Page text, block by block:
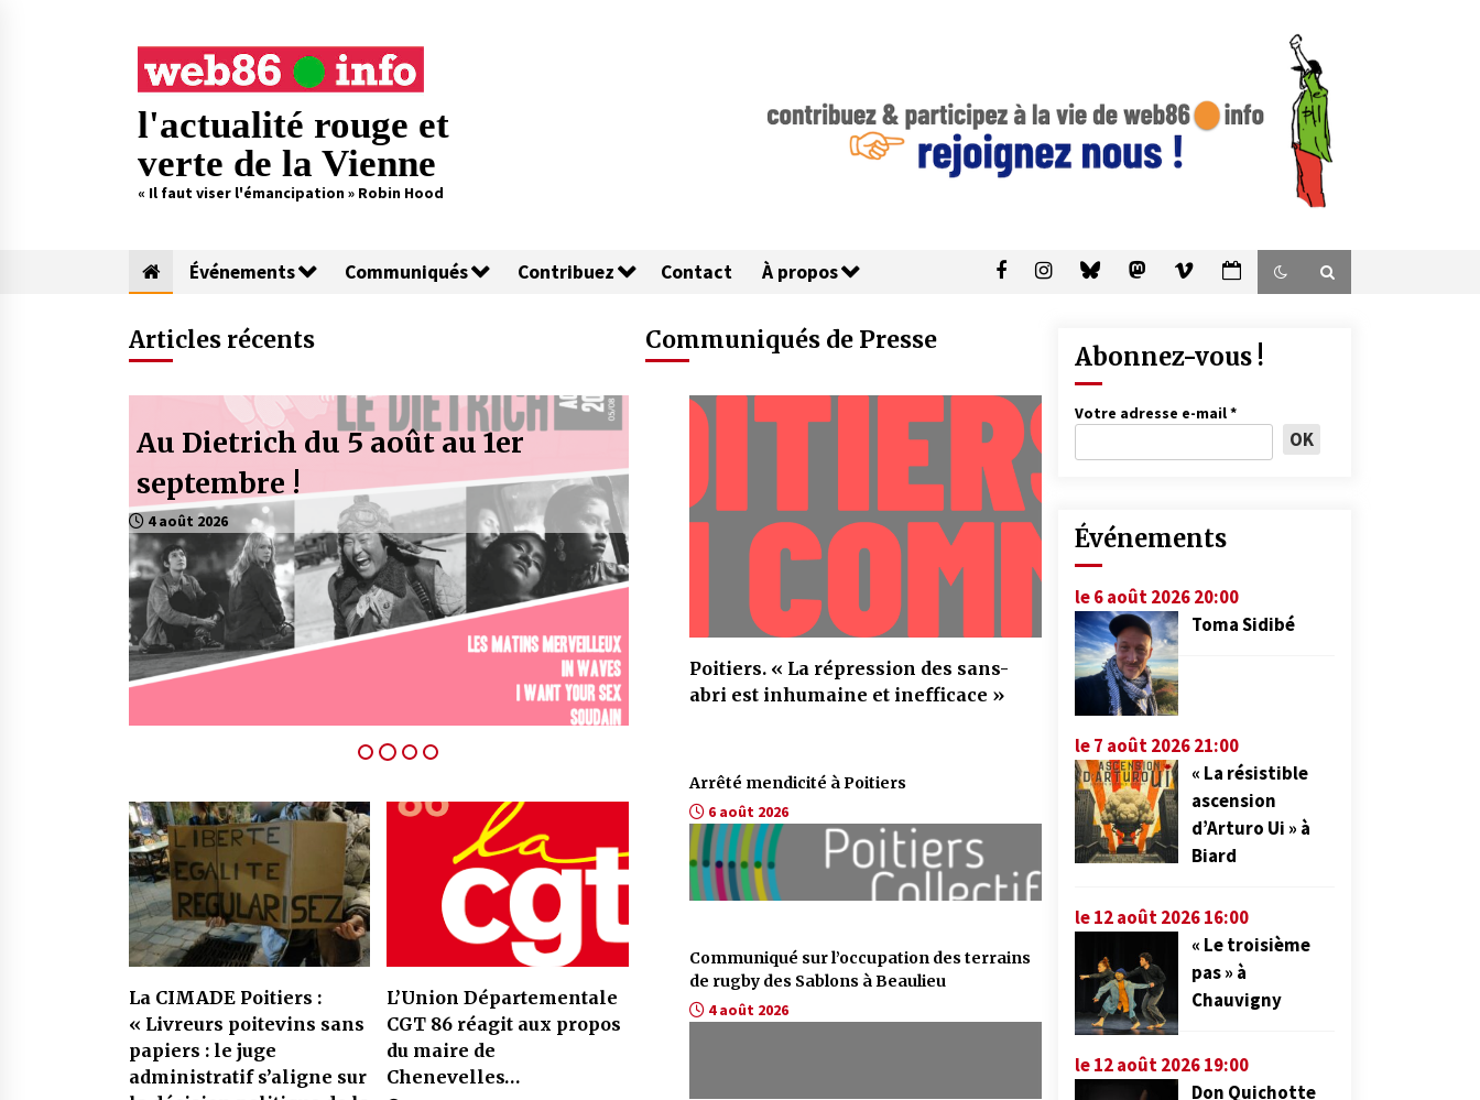
l'actualité rouge et
verte de la Vienne
« Il faut viser l'émancipation » Robin Hood
Événements Communiqués Contribuez Contact À propos
Articles récents
août au 1er
Soutiens attentat Pride Berlin :
sont-ils tous bons à prendre ?
2 août 2026
Lisa Belluco : « Face aux
catastrophes climatiques,
tenir bon »
2 août 2026
La CIMADE Poitiers :
« Livreurs poitevins sans
papiers : le juge
administratif s’aligne sur
L’Union Départementale
CGT 86 réagit aux propos
du maire de
Chenevelles…
Communiqués de Presse
Poitiers. « La répression des sans-
abri est inhumaine et inefficace »
Arrêté mendicité à Poitiers
6 août 2026
Communiqué sur l’occupation des terrains
de rugby des Sablons à Beaulieu
4 août 2026
Abonnez-vous !
Votre adresse e-mail*
Événements
le 6 août 2026 20:00
Toma Sidibé
le 7 août 2026 21:00
« La résistible
ascension
d’Arturo Ui » à
Biard
le 12 août 2026 16:00
« Le troisième
pas » à
Chauvigny
le 12 août 2026 19:00
Don Quichotte